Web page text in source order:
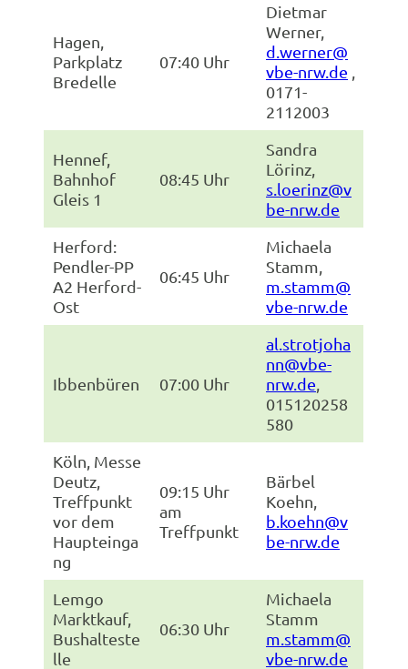
Hagen,
Parkplatz
Bredelle
07:40 Uhr
Dietmar
Werner,
d.werner@
vbe-nrw.de
0171-
2112003
Hennef,
Bahnhof
Gleis 1
08:45 Uhr
Sandra
Lörinz,
s.loerinz@v
be-nrw.de
Herford:
Pendler-PP
A2 Herford-
Ost
06:45 Uhr
Michaela
Stamm,
m.stamm@
vbe-nrw.de
Ibbenbüren 07:00 Uhr
al.strotjoha
nn@vbe-
nrw.de
015120258
580
Köln, Messe
Deutz,
Treffpunkt
vor dem
Haupteinga
ng
09:15 Uhr
am
Treffpunkt
Bärbel
Koehn,
b.koehn@v
be-nrw.de
Lemgo
Marktkauf,
Bushalteste
lle
06:30 Uhr
Michaela
Stamm
m.stamm@
vbe-nrw.de